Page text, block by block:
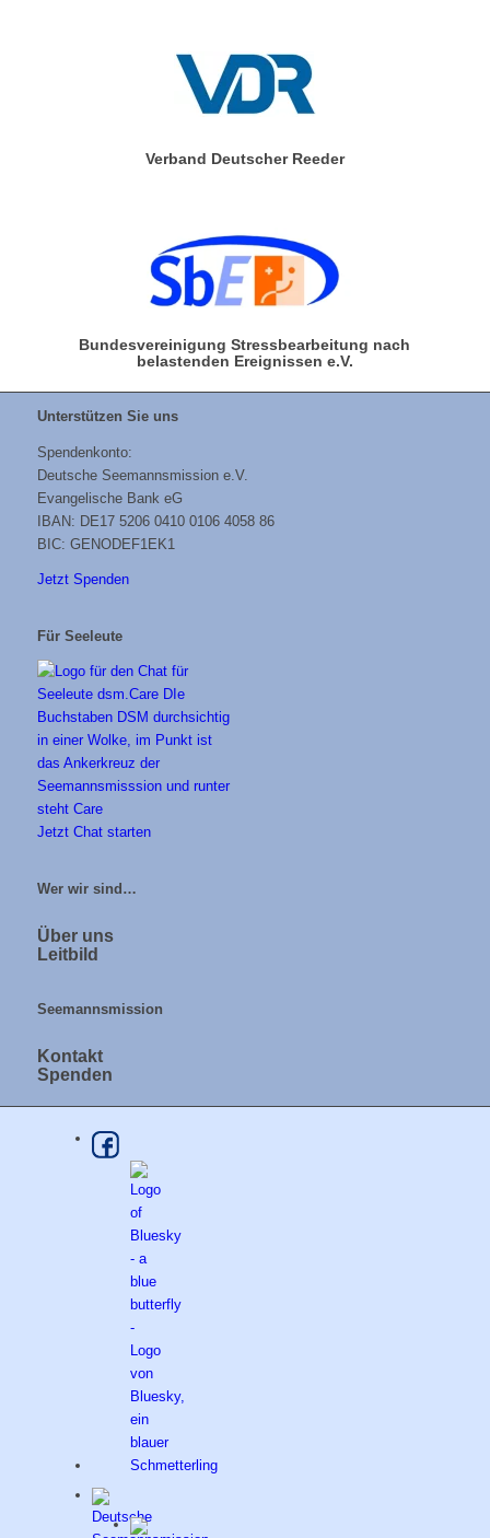
Verband Deutscher Reeder
Bundesvereinigung Stressbearbeitung nach
belastenden Ereignissen e.V.
Unterstützen Sie uns
Spendenkonto:
Deutsche Seemannsmission e.V.
Evangelische Bank eG
IBAN: DE17 5206 0410 0106 4058 86
BIC: GENODEF1EK1
Jetzt Spenden
Für Seeleute
Jetzt Chat starten
Wer wir sind…
Über uns
Leitbild
Seemannsmission
Kontakt
Spenden